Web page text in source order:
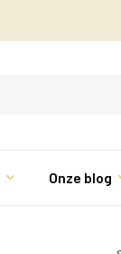
Onze blog